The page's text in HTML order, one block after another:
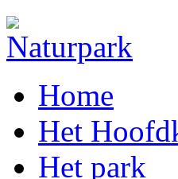
Home
Het
Het park